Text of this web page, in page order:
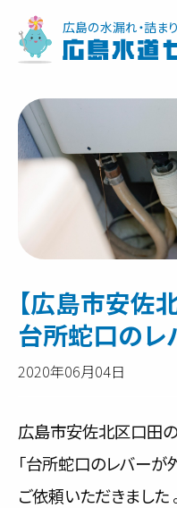
広島の水漏れ・詰ま
広島水道セ
サービ
【広島市安佐
台所蛇口のレ
2020年06月04日
広島市安佐北区口田
「台所蛇口のレバーが
ご依頼いただきました